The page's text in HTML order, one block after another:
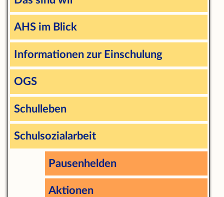
AHS im Blick
Informationen zur Einschulung
OGS
Schulleben
Schulsozialarbeit
Pausenhelden
Aktionen